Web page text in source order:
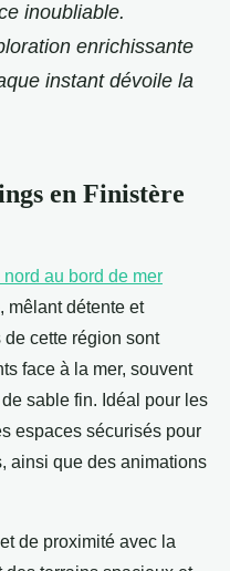
inoubliable.
enrichissante
instant dévoile la
en Finistère
au bord de mer
mêlant détente et
cette région sont
face à la mer, souvent
sable fin. Idéal pour les
espaces sécurisés pour
ainsi que des animations
de proximité avec la